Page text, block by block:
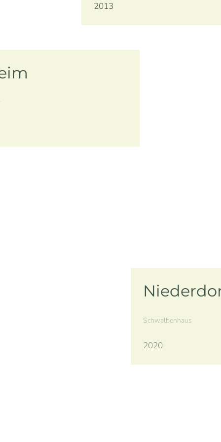
2013
Schwalbenhaus
2020